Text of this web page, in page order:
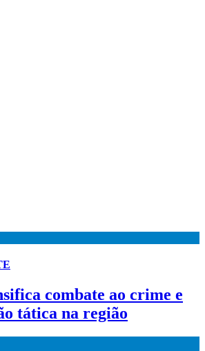
combate ao crime e
tática na região